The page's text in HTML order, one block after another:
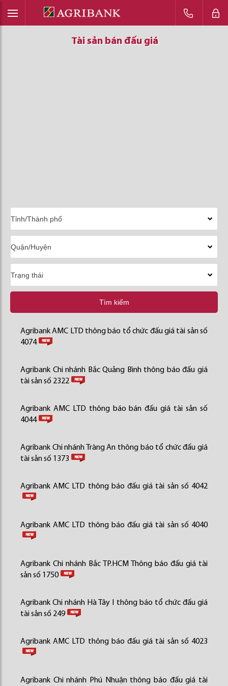
Tài sản bán đấu giá
Tài sản bán đấu giá
Tài sản bán đấu giá
Tìm kiếm
Agribank AMC LTD thông báo tổ chức đấu giá tài sản số
4074
Agribank Chi nhánh Bắc Quảng Bình thông báo đấu giá
tài sản số 2322
Agribank AMC LTD thông báo bán đấu giá tài sản số
4044
Agribank Chi nhánh Tràng An thông báo tổ chức đấu giá
tài sản số 1373
Agribank AMC LTD thông báo đấu giá tài sản số 4042
Agribank AMC LTD thông báo đấu giá tài sản số 4040
Agribank Chi nhánh Bắc TP.HCM Thông báo đấu giá tài
sản số 1750
Agribank Chi nhánh Hà Tây I thông báo tổ chức đấu giá
tài sản số 249
Agribank AMC LTD thông báo đấu giá tài sản số 4023
Agribank Chi nhánh Phú Nhuận thông báo đấu giá tài